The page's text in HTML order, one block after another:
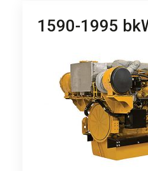
1590-1995